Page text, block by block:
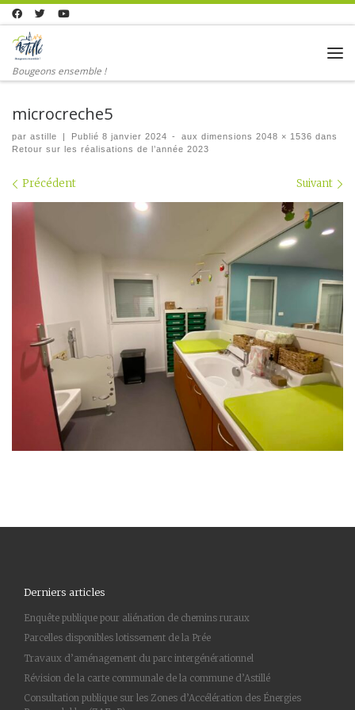
Skip to content
Bougeons ensemble !
microcreche5
par astille | Publié 8 janvier 2024 - aux dimensions 2048 × 1536 dans
Retour sur les réalisations de l’année 2023
Navigation dans les images
Précédent Suivant
Derniers articles
Enquête publique pour aliénation de chemins ruraux
Parcelles disponibles lotissement de la Prée
Travaux d’aménagement du parc intergénérationnel
Révision de la carte communale de la commune d’Astillé
Consultation publique sur les Zones d’Accélération des Énergies